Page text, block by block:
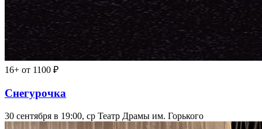
16+ от 1100 ₽
Снегурочка
30 сентября в 19:00, ср Театр Драмы им. Горького